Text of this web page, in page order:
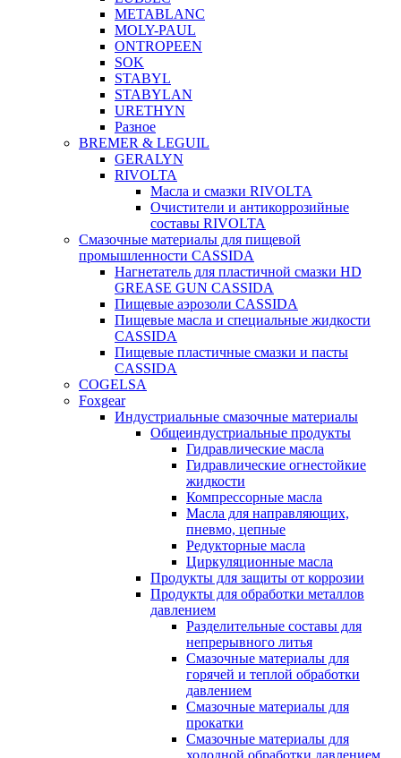
METABLANC
MOLY-PAUL
ONTROPEEN
SOK
STABYL
STABYLAN
URETHYN
Разное
BREMER & LEGUIL
GERALYN
RIVOLTA
Масла и смазки RIVOLTA
Очистители и антикоррозийные
составы RIVOLTA
Смазочные материалы для пищевой
промышленности CASSIDA
Нагнетатель для пластичной смазки HD
GREASE GUN CASSIDA
Пищевые аэрозоли CASSIDA
Пищевые масла и специальные жидкости
CASSIDA
Пищевые пластичные смазки и пасты
CASSIDA
COGELSA
Foxgear
Индустриальные смазочные материалы
Общеиндустриальные продукты
Гидравлические масла
Гидравлические огнестойкие
жидкости
Компрессорные масла
Масла для направляющих,
пневмо, цепные
Редукторные масла
Циркуляционные масла
Продукты для защиты от коррозии
Продукты для обработки металлов
давлением
Разделительные составы для
непрерывного литья
Смазочные материалы для
горячей и теплой обработки
давлением
Смазочные материалы для
прокатки
Смазочные материалы для
холодной обработки давлением